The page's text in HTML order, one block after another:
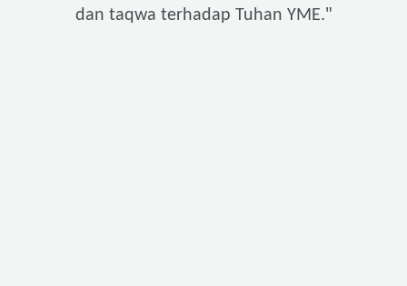
dan taqwa terhadap Tuhan YME."